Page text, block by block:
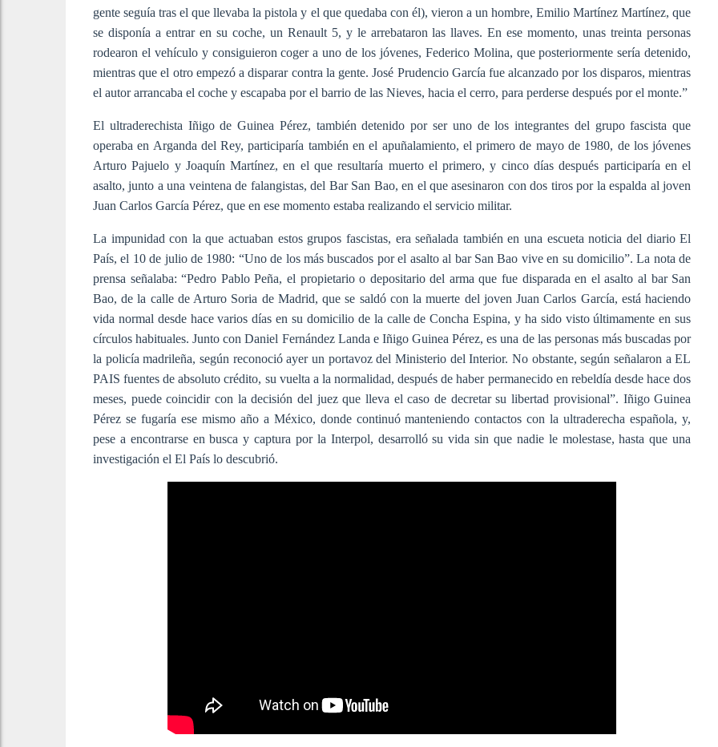
gente seguía tras el que llevaba la pistola y el que quedaba con él), vieron a un hombre, Emilio Martínez Martínez, que
se disponía a entrar en su coche, un Renault 5, y le arrebataron las llaves. En ese momento, unas treinta personas
rodearon el vehículo y consiguieron coger a uno de los jóvenes, Federico Molina, que posteriormente sería detenido,
mientras que el otro empezó a disparar contra la gente. José Prudencio García fue alcanzado por los disparos, mientras
el autor arrancaba el coche y escapaba por el barrio de las Nieves, hacia el cerro, para perderse después por el monte.”
El ultraderechista Iñigo de Guinea Pérez, también detenido por ser uno de los integrantes del grupo fascista que
operaba en Arganda del Rey, participaría también en el apuñalamiento, el primero de mayo de 1980, de los jóvenes
Arturo Pajuelo y Joaquín Martínez, en el que resultaría muerto el primero, y cinco días después participaría en el
asalto, junto a una veintena de falangistas, del Bar San Bao, en el que asesinaron con dos tiros por la espalda al joven
Juan Carlos García Pérez, que en ese momento estaba realizando el servicio militar.
La impunidad con la que actuaban estos grupos fascistas, era señalada también en una escueta noticia del diario El
País, el 10 de julio de 1980: “Uno de los más buscados por el asalto al bar San Bao vive en su domicilio”. La nota de
prensa señalaba: “Pedro Pablo Peña, el propietario o depositario del arma que fue disparada en el asalto al bar San
Bao, de la calle de Arturo Soria de Madrid, que se saldó con la muerte del joven Juan Carlos García, está haciendo
vida normal desde hace varios días en su domicilio de la calle de Concha Espina, y ha sido visto últimamente en sus
círculos habituales. Junto con Daniel Fernández Landa e Iñigo Guinea Pérez, es una de las personas más buscadas por
la policía madrileña, según reconoció ayer un portavoz del Ministerio del Interior. No obstante, según señalaron a EL
PAIS fuentes de absoluto crédito, su vuelta a la normalidad, después de haber permanecido en rebeldía desde hace dos
meses, puede coincidir con la decisión del juez que lleva el caso de decretar su libertad provisional”. Iñigo Guinea
Pérez se fugaría ese mismo año a México, donde continuó manteniendo contactos con la ultraderecha española, y,
pese a encontrarse en busca y captura por la Interpol, desarrolló su vida sin que nadie le molestase, hasta que una
investigación el El País lo descubrió.